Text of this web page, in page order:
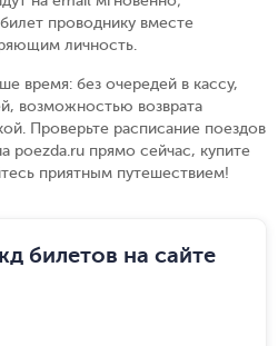
проводнику вместе
личность.
время: без очередей в кассу,
возможностью возврата
Проверьте расписание поездов
poezda.ru прямо сейчас, купите
приятным путешествием!
билетов на сайте